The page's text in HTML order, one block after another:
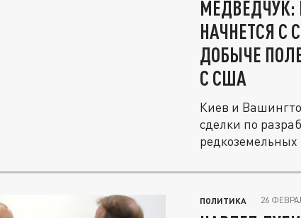
МЕДВЕДЧУК:
НАЧНЕТСЯ С
ДОБЫЧЕ
С США
Киев и
сделки по
редкоземельных
ПОЛИТИКА 26